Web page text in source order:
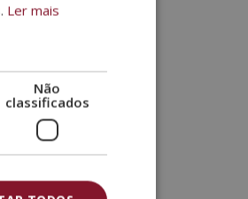
Ler mais
Não
classificados